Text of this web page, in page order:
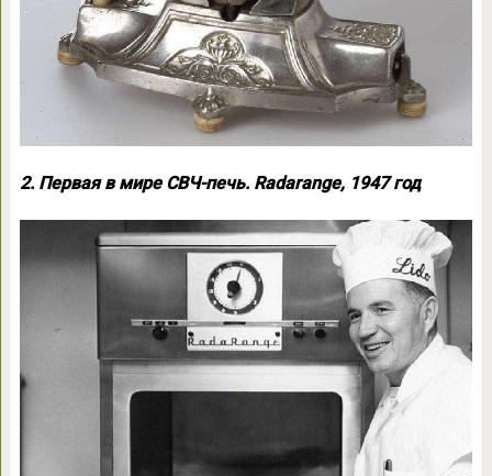
2. Первая в мире СВЧ-печь. Radarange, 1947 год